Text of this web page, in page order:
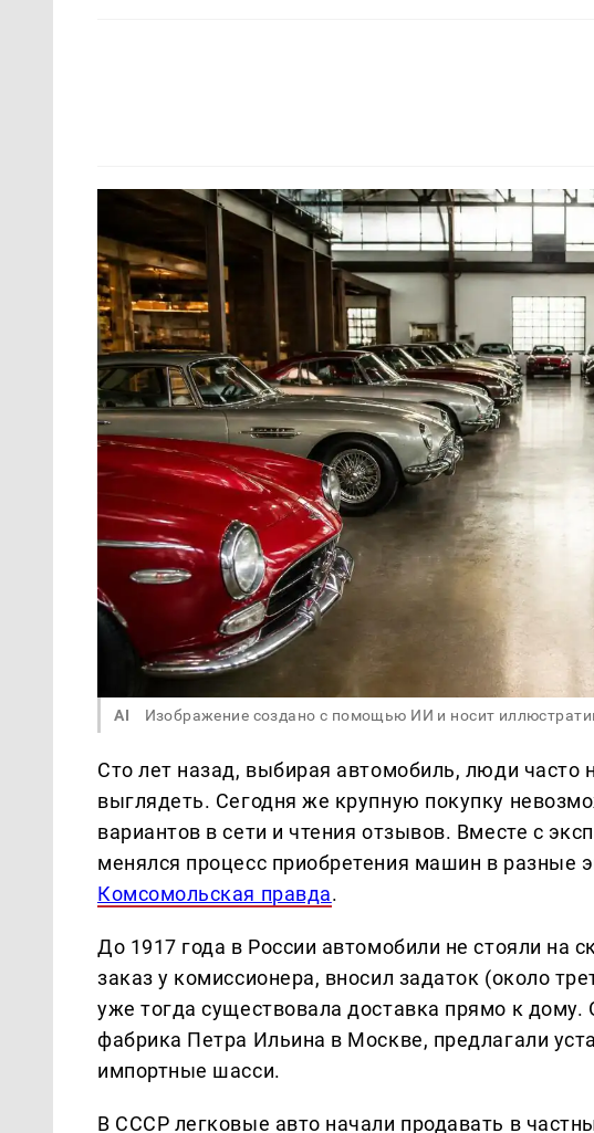
AI Изображение создано с помощью ИИ и носит
Сто лет назад, выбирая автомобиль, люди часто
выглядеть. Сегодня же крупную покупку
вариантов в сети и чтения отзывов. Вместе с
менялся процесс приобретения машин в разные
Комсомольская правда.
До 1917 года в России автомобили не стояли на
заказ у комиссионера, вносил задаток (около
уже тогда существовала доставка прямо к
фабрика Петра Ильина в Москве, предлагали
импортные шасси.
В СССР легковые авто начали продавать в